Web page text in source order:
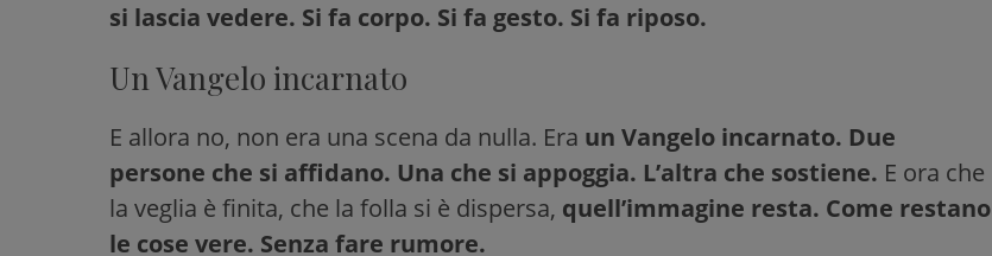
si lascia vedere. Si fa corpo. Si fa gesto. Si fa riposo.
Un Vangelo incarnato
E allora no, non era una scena da nulla. Era un Vangelo incarnato. Due
persone che si affidano. Una che si appoggia. L’altra che sostiene. E ora che
la veglia è finita, che la folla si è dispersa, quell’immagine resta. Come restano
le cose vere. Senza fare rumore.